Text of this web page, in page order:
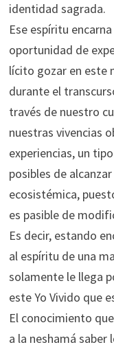
identidad sagrada.
Ese espíritu
oportunidad de
lícito gozar en este
durante el
través de nuestro
nuestras vivencias
experiencias, un
posibles de
ecosistémica,
es pasible de
Es decir, estando
al espíritu de una
solamente le llega
este Yo Vivido que
El conocimiento
a la neshamá saber